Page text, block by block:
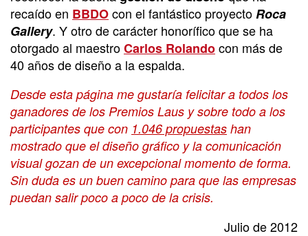
recaído en BBDOcon el fantástico proyectoRoca
Gallery. Y otro de carácter honorífico que se ha
otorgado al maestroCarlos Rolandocon más de
40 años de diseño a la espalda.
Desde esta página me gustaría felicitar a todos los
ganadores de los Premios Laus y sobre todo a los
participantes que con 1.046 propuestas han
mostrado que el diseño gráfico y la comunicación
visual gozan de un excepcional momento de forma.
Sin duda es un buen camino para que las empresas
puedan salir poco a poco de la crisis.
Julio de 2012